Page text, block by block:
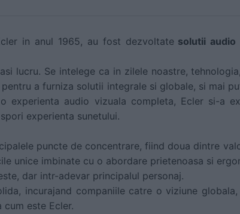
in anul 1965, au fost dezvoltatesolutii audio
lucru. Se intelege ca in zilele noastre,
a furniza solutii integrale si globale, si mai
experienta audio vizuala completa, Ecler si-a
experienta sunetului.
puncte de concentrare, fiind doua dintre
unice imbinate cu o abordare prietenoasa si
dar intr-adevar principalul personaj.
incurajand companiile catre o viziune
este Ecler.